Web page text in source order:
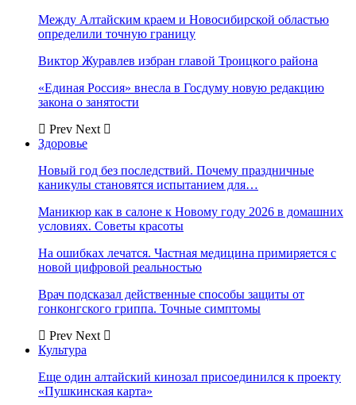
Между Алтайским краем и Новосибирской областью
определили точную границу
Виктор Журавлев избран главой Троицкого района
«Единая Россия» внесла в Госдуму новую редакцию
закона о занятости
Prev Next
Здоровье
Новый год без последствий. Почему праздничные
каникулы становятся испытанием для…
Маникюр как в салоне к Новому году 2026 в домашних
условиях. Советы красоты
На ошибках лечатся. Частная медицина примиряется с
новой цифровой реальностью
Врач подсказал действенные способы защиты от
гонконгского гриппа. Точные симптомы
Prev Next
Культура
Еще один алтайский кинозал присоединился к проекту
«Пушкинская карта»